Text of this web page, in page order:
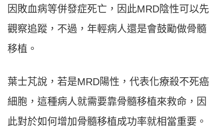
因敗血病等併發症死亡，因此MRD陰性可以先
觀察追蹤，不過，年輕病人還是會鼓勵做骨髓
移植。
葉士芃說，若是MRD陽性，代表化療殺不死癌
細胞，這種病人就需要靠骨髓移植來救命，因
此對於如何增加骨髓移植成功率就相當重要。